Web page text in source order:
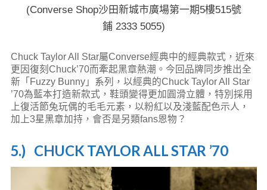
(Converse Shop沙田新城市廣場第一期5樓515號
鋪 2333 5055)
Chuck Taylor All Star屬Converse經典中的經典款式，近來
更因復刻Chuck’70而牽起黑章熱潮。今回品牌同步推出全
新「Fuzzy Bunny」系列，以經典的Chuck Taylor All Star
’70為藍本打造新款式，鞋頭變得更加圓滑立體，特別採用
上復活節兔玩偶的毛毛元素，以粉紅以及淺藍配色示人，
加上3星黑章加持，會否是另類fans恩物？
5.) CHUCK TAYLOR ALL STAR ’70